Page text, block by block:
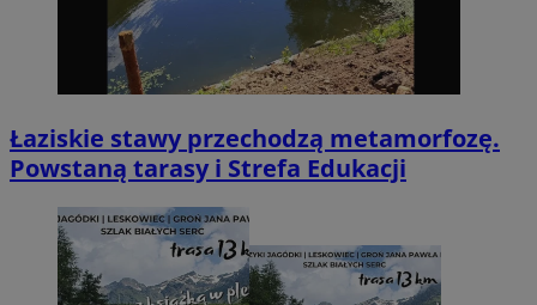
Łaziskie stawy przechodzą metamorfozę.
Powstaną tarasy i Strefa Edukacji